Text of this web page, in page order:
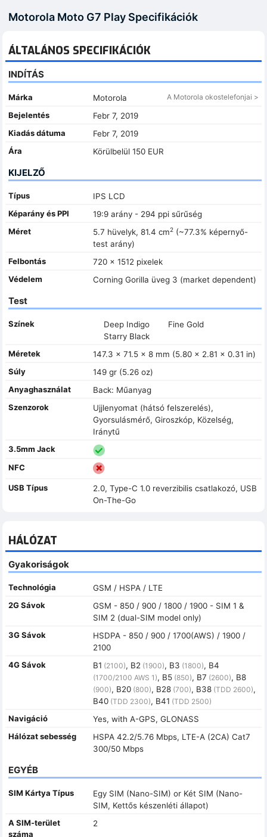
Motorola Moto G7 Play Specifikációk
ÁLTALÁNOS SPECIFIKÁCIÓK
INDÍTÁS
Márka Motorola A Motorola okostelefonjai >
Bejelentés
Febr 7, 2019
Kiadás dátuma
Febr 7, 2019
Ára
Körülbelül 150 EUR
KIJELZŐ
Típus
IPS LCD
Képarány és PPI
19:9 arány - 294 ppi sűrűség
Méret
5.7 hüvelyk, 81.4 cm2(~77.3% képernyő-
test arány)
Felbontás
720 x 1512 pixelek
Védelem
Corning Gorilla üveg 3 (market dependent)
Test
Színek Deep Indigo
Fine Gold
Starry Black
Méretek
147.3 x 71.5 x 8 mm (5.80 x 2.81 x 0.31 in)
Súly
149 gr (5.26 oz)
Anyaghasználat
Back: Műanyag
Szenzorok
Ujjlenyomat (hátsó felszerelés),
Gyorsulásmérő, Giroszkóp, Közelség,
Iránytű
3.5mm Jack
NFC
USB Típus
2.0, Type-C 1.0 reverzibilis csatlakozó, USB
On-The-Go
HÁLÓZAT
Gyakoriságok
Technológia
GSM / HSPA / LTE
2G Sávok
GSM - 850 / 900 / 1800 / 1900 - SIM 1 &
SIM 2 (dual-SIM model only)
3G Sávok
HSDPA - 850 / 900 / 1700(AWS) / 1900 /
2100
4G Sávok
B1 (2100), B2 (1900), B3 (1800), B4
(1700/2100 AWS 1), B5(850), B7 (2600), B8
(900), B20(800), B28(700), B38(TDD 2600),
B40(TDD 2300), B41 (TDD 2500)
Navigáció
Yes, with A-GPS, GLONASS
Hálózat sebesség
HSPA 42.2/5.76 Mbps, LTE-A (2CA) Cat7
300/50 Mbps
EGYÉB
SIM Kártya Típus
Egy SIM (Nano-SIM) or Két SIM (Nano-
SIM, Kettős készenléti állapot)
A SIM-terület
száma
2